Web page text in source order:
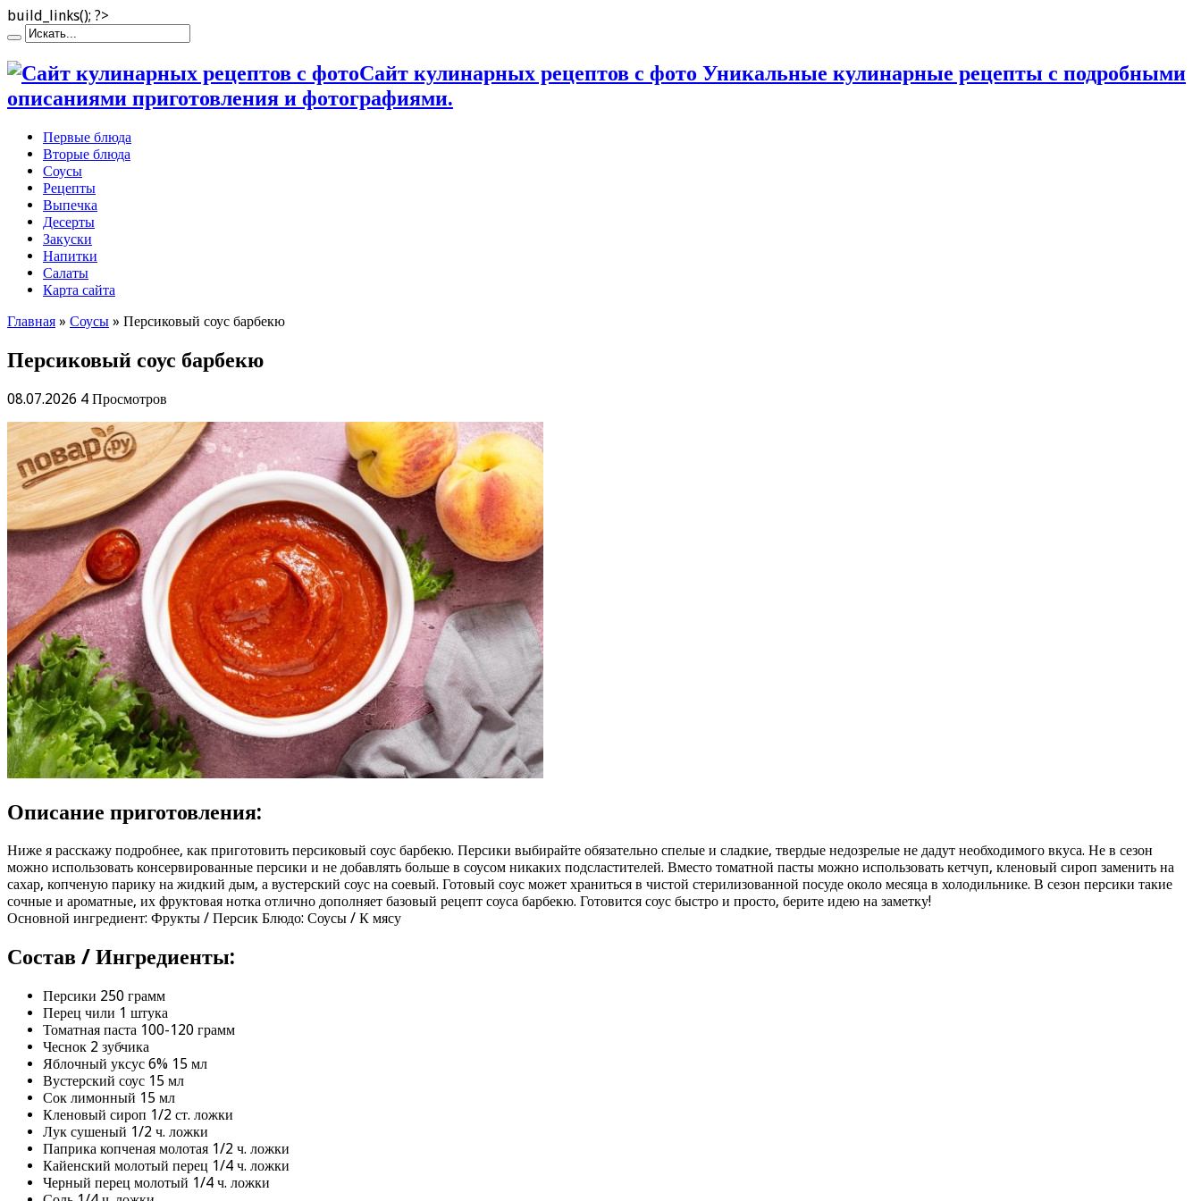
build_links(); ?>
Сайт кулинарных рецептов с фото Уникальные кулинарные рецепты с подробными
описаниями приготовления и фотографиями.
Первые блюда
Вторые блюда
Соусы
Рецепты
Выпечка
Десерты
Закуски
Напитки
Салаты
Карта сайта
Главная » Соусы » Персиковый соус барбекю
Персиковый соус барбекю
08.07.2026 4 Просмотров
Описание приготовления:
Ниже я расскажу подробнее, как приготовить персиковый соус барбекю. Персики выбирайте обязательно спелые и сладкие, твердые недозрелые не дадут необходимого вкуса. Не в сезон
можно использовать консервированные персики и не добавлять больше в соусом никаких подсластителей. Вместо томатной пасты можно использовать кетчуп, кленовый сироп заменить на
сахар, копченую парику на жидкий дым, а вустерский соус на соевый. Готовый соус может храниться в чистой стерилизованной посуде около месяца в холодильнике. В сезон персики такие
сочные и ароматные, их фруктовая нотка отлично дополняет базовый рецепт соуса барбекю. Готовится соус быстро и просто, берите идею на заметку!
Основной ингредиент: Фрукты / Персик Блюдо: Соусы / К мясу
Состав / Ингредиенты:
Персики 250 грамм
Перец чили 1 штука
Томатная паста 100-120 грамм
Чеснок 2 зубчика
Яблочный уксус 6% 15 мл
Вустерский соус 15 мл
Сок лимонный 15 мл
Кленовый сироп 1/2 ст. ложки
Лук сушеный 1/2 ч. ложки
Паприка копченая молотая 1/2 ч. ложки
Кайенский молотый перец 1/4 ч. ложки
Черный перец молотый 1/4 ч. ложки